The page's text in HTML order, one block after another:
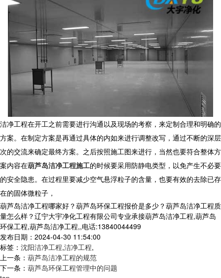
洁净工程在开工之前需要进行沟通以及现场的考察，来定制合理和明确的
方案。在制定方案是再通过具体的内如来进行调整改写，通过不断的深层
次的交流来确定最终方案。之后按照施工图来进行，当然也要符合整体方
案内容在葫芦岛洁净工程施工的时候要采用防静电类型，以免产生不必要
的安全隐患。在过程里要减少空气悬浮粒子的含量，也要有效的去除已存
在的固体微粒子，
葫芦岛洁净工程哪家好？葫芦岛环保工程报价是多少？葫芦岛洁净工程质
量怎么样？辽宁大宇净化工程有限公司专业承接葫芦岛洁净工程,葫芦岛
环保工程,葫芦岛洁净工程,,电话:13840044499
发布日期：2024-04-30 11:54:00
标签： 沈阳洁净工程,洁净工程,
上一条： 葫芦岛洁净工程的规范
下一条： 葫芦岛环保工程管理中的问题